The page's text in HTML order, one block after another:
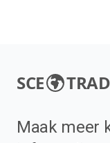
SCE
Maak meer